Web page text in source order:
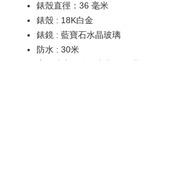
錶殼直徑：36 毫米
錶殼 : 18K白金
錶鏡 : 藍寶石水晶玻璃
防水 : 30米